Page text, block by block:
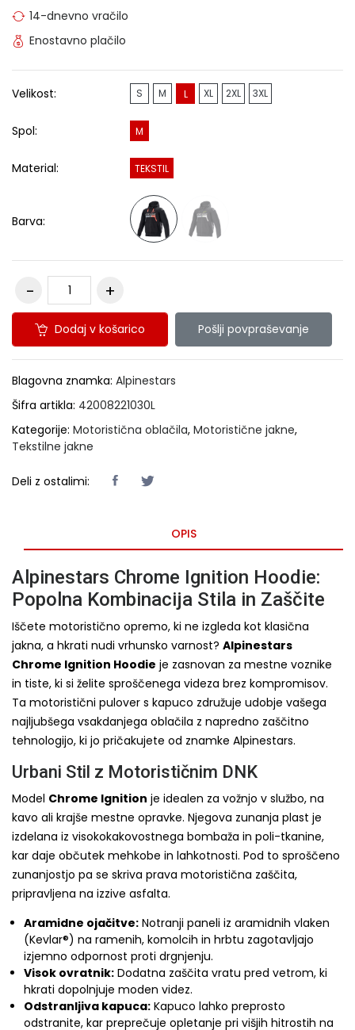
14-dnevno vračilo
Enostavno plačilo
Velikost: S M L XL 2XL 3XL
Spol: M
Material: TEKSTIL
Barva:
Dodaj v košarico Pošlji povpraševanje
Blagovna znamka: Alpinestars
Šifra artikla: 42008221030L
Kategorije: Motoristična oblačila, Motoristične jakne,
Tekstilne jakne
Deli z ostalimi:
OPIS
Alpinestars Chrome Ignition Hoodie:
Popolna Kombinacija Stila in Zaščite
Iščete motoristično opremo, ki ne izgleda kot klasična
jakna, a hkrati nudi vrhunsko varnost? Alpinestars
Chrome Ignition Hoodie je zasnovan za mestne voznike
in tiste, ki si želite sproščenega videza brez kompromisov.
Ta motoristični pulover s kapuco združuje udobje vašega
najljubšega vsakdanjega oblačila z napredno zaščitno
tehnologijo, ki jo pričakujete od znamke Alpinestars.
Urbani Stil z Motorističnim DNK
Model Chrome Ignition je idealen za vožnjo v službo, na
kavo ali krajše mestne opravke. Njegova zunanja plast je
izdelana iz visokokakovostnega bombaža in poli-tkanine,
kar daje občutek mehkobe in lahkotnosti. Pod to sproščeno
zunanjostjo pa se skriva prava motoristična zaščita,
pripravljena na izzive asfalta.
Aramidne ojačitve: Notranji paneli iz aramidnih vlaken
(Kevlar®) na ramenih, komolcih in hrbtu zagotavljajo
izjemno odpornost proti drgnjenju.
Visok ovratnik: Dodatna zaščita vratu pred vetrom, ki
hkrati dopolnjuje moden videz.
Odstranljiva kapuca: Kapuco lahko preprosto
odstranite, kar preprečuje opletanje pri višjih hitrostih na